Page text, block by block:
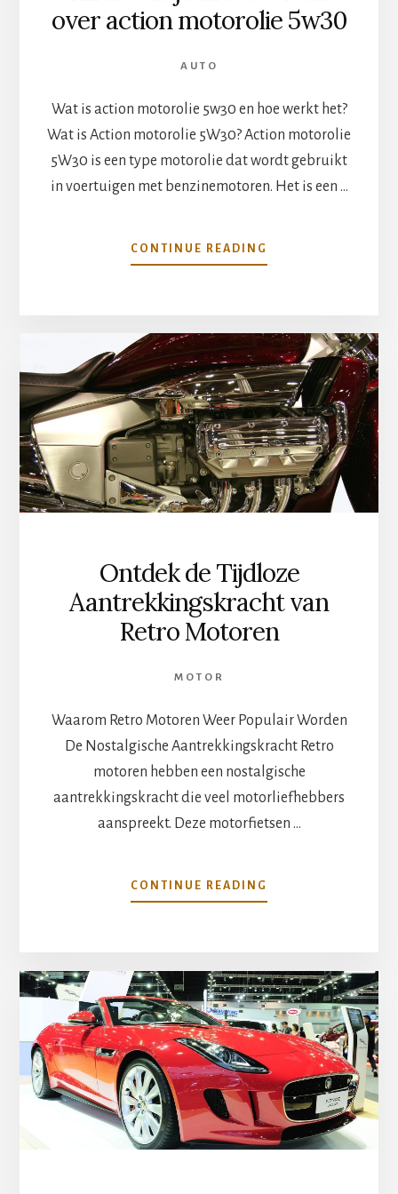
over action motorolie 5w30
AUTO
Wat is action motorolie 5w30 en hoe werkt het?
Wat is Action motorolie 5W30? Action motorolie
5W30 is een type motorolie dat wordt gebruikt
in voertuigen met benzinemotoren. Het is een …
CONTINUE READING
WAT
OVER
ACTION
MOTOROLIE
5W30
Ontdek de Tijdloze
Aantrekkingskracht van
Retro Motoren
MOTOR
Waarom Retro Motoren Weer Populair Worden
De Nostalgische Aantrekkingskracht Retro
motoren hebben een nostalgische
aantrekkingskracht die veel motorliefhebbers
aanspreekt. Deze motorfietsen …
CONTINUE READING
DE
RETRO
MOTOREN